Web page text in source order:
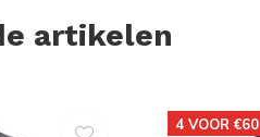
artikelen
4 VOOR €60